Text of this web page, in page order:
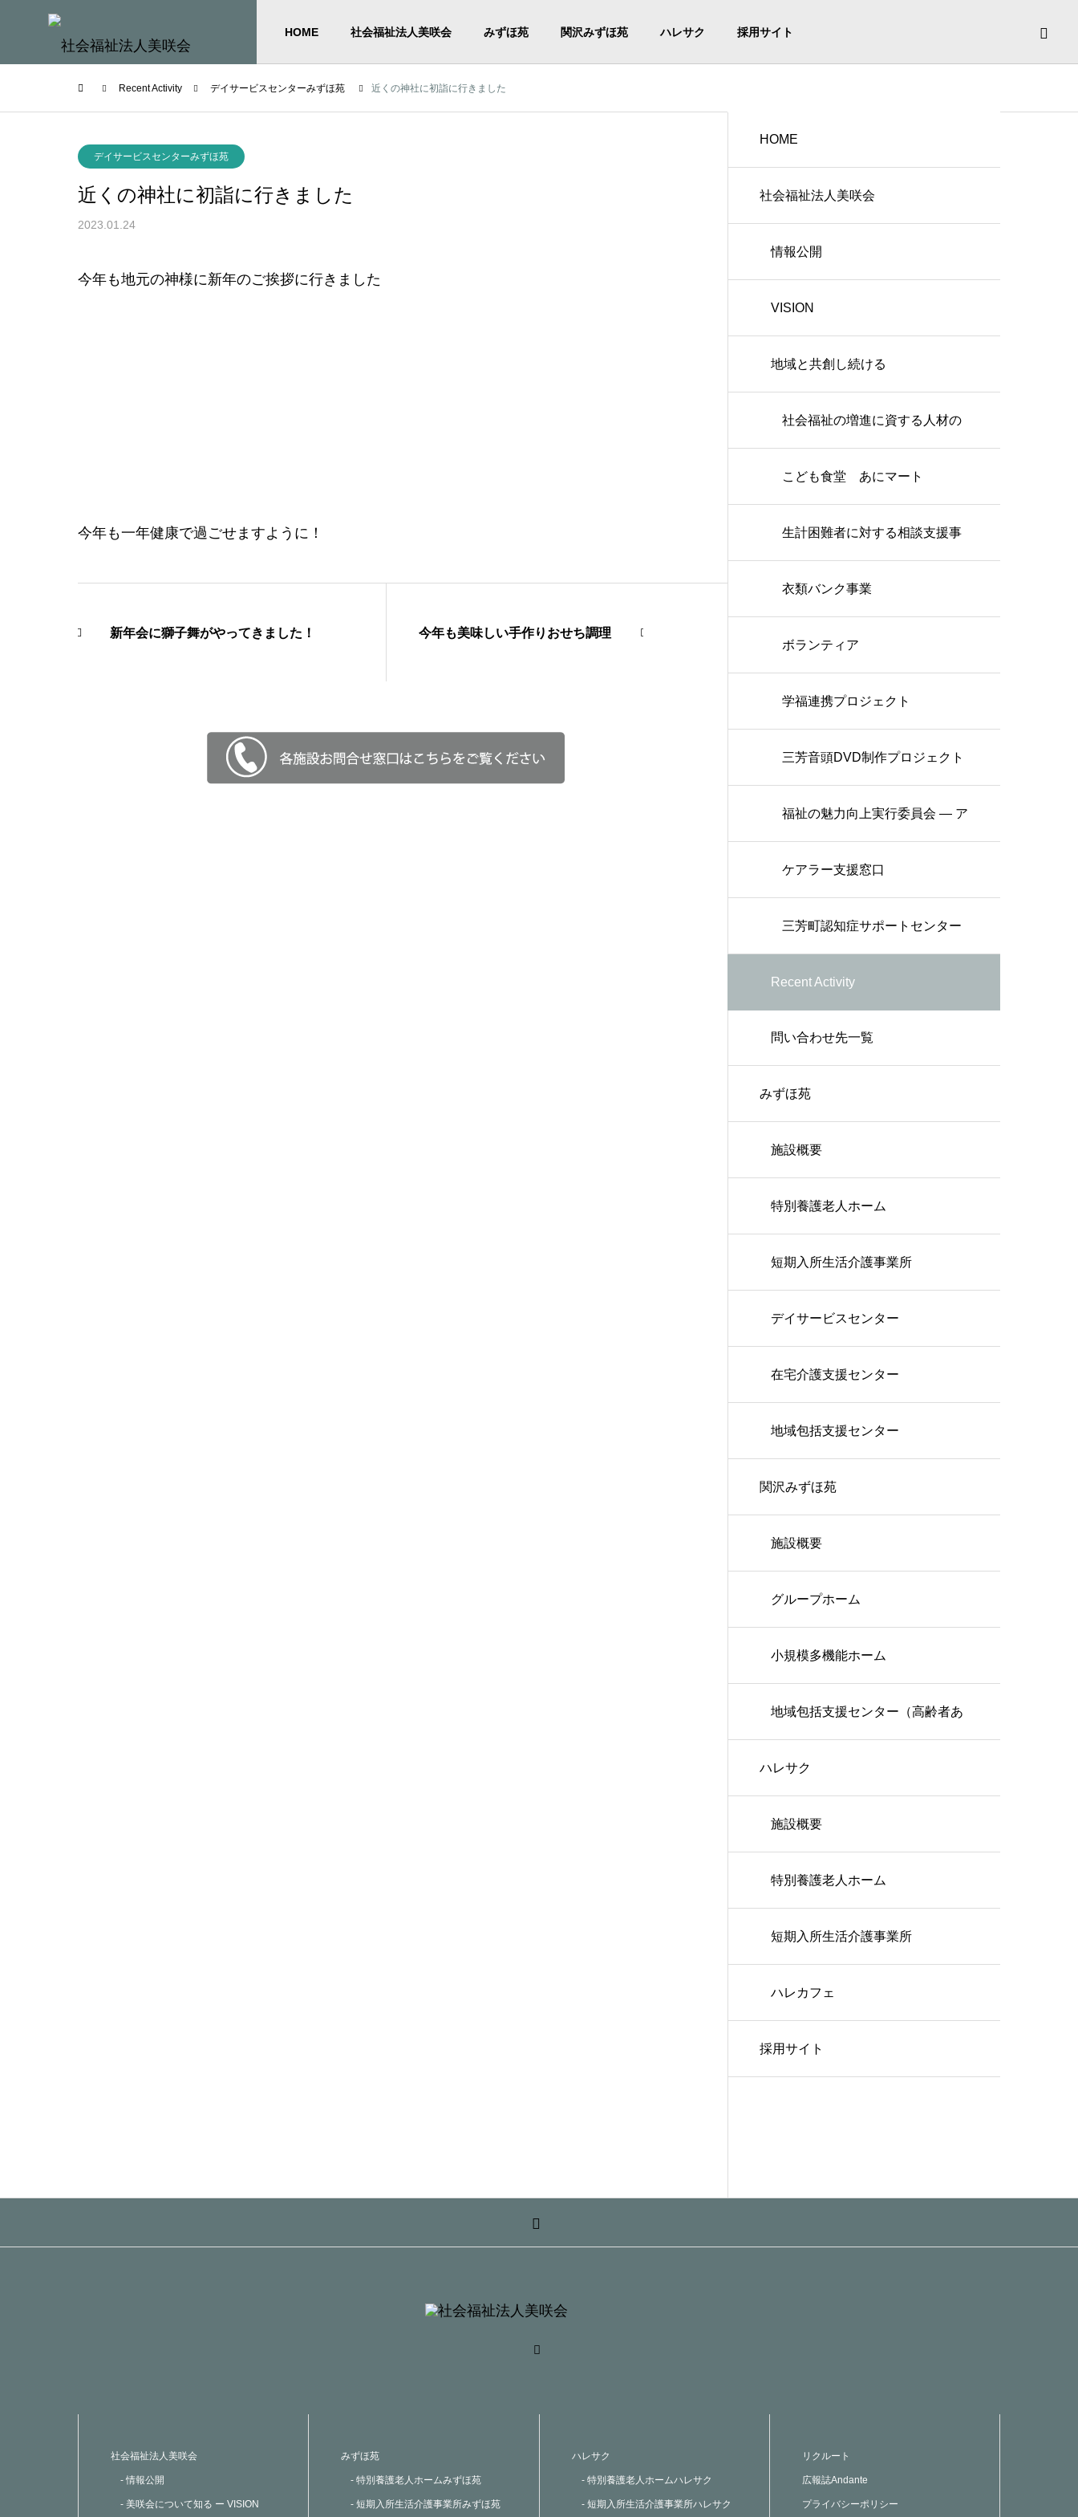
HOME 社会福祉法人美咲会 みずほ苑 関沢みずほ苑 ハレサク 採用サイト
Recent Activity デイサービスセンターみずほ苑 近くの神社に初詣に行きました
デイサービスセンターみずほ苑
近くの神社に初詣に行きました
2023.01.24
今年も地元の神様に新年のご挨拶に行きました
今年も一年健康で過ごせますように！
新年会に獅子舞がやってきました！ 今年も美味しい手作りおせち調理
HOME
社会福祉法人美咲会
情報公開
VISION
地域と共創し続ける
社会福祉の増進に資する人材の
育成・確保に関する事業
こども食堂 あにマート
生計困難者に対する相談支援事
業
衣類バンク事業
ボランティア
学福連携プロジェクト
三芳音頭DVD制作プロジェクト
福祉の魅力向上実行委員会 — ア
ニメーション制作
ケアラー支援窓口
三芳町認知症サポートセンター
（三芳町オレンジサポートセン
ター）
Recent Activity
問い合わせ先一覧
みずほ苑
施設概要
特別養護老人ホーム
短期入所生活介護事業所
デイサービスセンター
在宅介護支援センター
地域包括支援センター
関沢みずほ苑
施設概要
グループホーム
小規模多機能ホーム
地域包括支援センター（高齢者あ
んしん相談センター）
ハレサク
施設概要
特別養護老人ホーム
短期入所生活介護事業所
ハレカフェ
採用サイト
社会福祉法人美咲会
- 情報公開
- 美咲会について知る ー VISION
みずほ苑
- 特別養護老人ホームみずほ苑
- 短期入所生活介護事業所みずほ苑
ハレサク
- 特別養護老人ホームハレサク
- 短期入所生活介護事業所ハレサク
リクルート
広報誌Andante
プライバシーポリシー